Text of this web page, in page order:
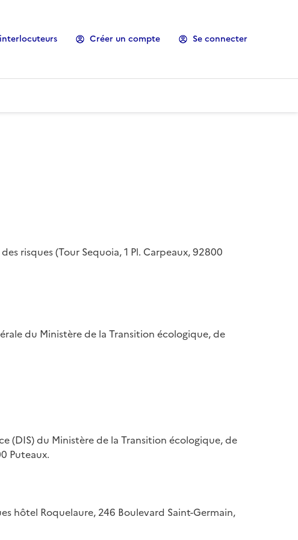
Créer un compte Se connecter
risques (Tour Sequoia, 1 Pl. Carpeaux, 92800
du Ministère de la Transition écologique, de
du Ministère de la Transition écologique, de
Puteaux.
hôtel Roquelaure, 246 Boulevard Saint-Germain,